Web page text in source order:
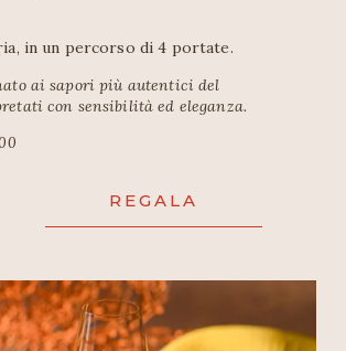
in un percorso di 4 portate.
ai sapori più autentici del
con sensibilità ed eleganza.
REGALA